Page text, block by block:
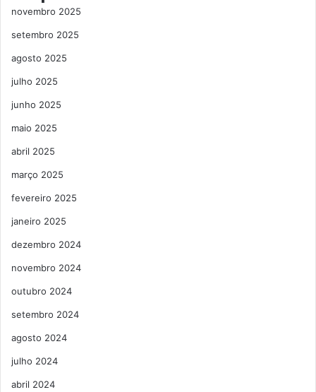
novembro 2025
setembro 2025
agosto 2025
julho 2025
junho 2025
maio 2025
abril 2025
março 2025
fevereiro 2025
janeiro 2025
dezembro 2024
novembro 2024
outubro 2024
setembro 2024
agosto 2024
julho 2024
abril 2024